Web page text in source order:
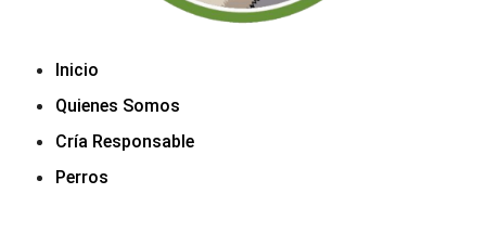
Inicio
Quienes Somos
Cría Responsable
Perros